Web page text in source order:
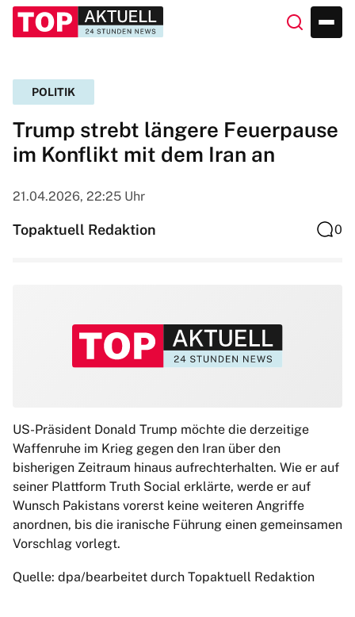
POLITIK
Trump strebt längere Feuerpause
im Konflikt mit dem Iran an
21.04.2026, 22:25 Uhr
Topaktuell Redaktion 0
US-Präsident Donald Trump möchte die derzeitige
Waffenruhe im Krieg gegen den Iran über den
bisherigen Zeitraum hinaus aufrechterhalten. Wie er auf
seiner Plattform Truth Social erklärte, werde er auf
Wunsch Pakistans vorerst keine weiteren Angriffe
anordnen, bis die iranische Führung einen gemeinsamen
Vorschlag vorlegt.
Quelle: dpa/bearbeitet durch Topaktuell Redaktion